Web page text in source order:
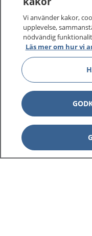
vårdärenden. Ring
1177 ger dig råd
1177 på flera språk
Om 1177
Kontakt
Vi använder kakor,
upplevelse,
nödvändig
Läs mer om hur vi